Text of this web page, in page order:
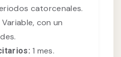
catorcenales.
Variable, con un
1 mes.